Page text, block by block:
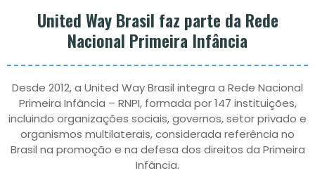
United Way Brasil faz parte da Rede
Nacional Primeira Infância
Desde 2012, a United Way Brasil integra a Rede Nacional
Primeira Infância – RNPI, formada por 147 instituições,
incluindo organizações sociais, governos, setor privado e
organismos multilaterais, considerada referência no
Brasil na promoção e na defesa dos direitos da Primeira
Infância.